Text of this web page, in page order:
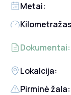
Metai:
Dokumentai:
Lokalcija:
Pirminė žala: